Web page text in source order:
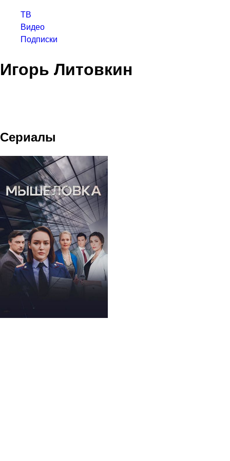
ТВ
Видео
Подписки
Игорь Литовкин
Сериалы